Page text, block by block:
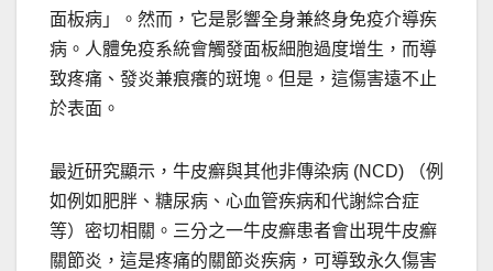
面板病」。然而，它是影響全身兼終身免疫介導疾
病。人體免疫系統會觸發面板細胞過度增生，而導
致疼痛、發炎兼痕癢的斑塊。但是，這傷害遠不止
於表面。
最近研究顯示，牛皮癬與其他非傳染病 (NCD) （例
如例如肥胖、糖尿病、心血管疾病和代謝綜合症
等）密切相關。三分之一牛皮癬患者會出現牛皮癬
關節炎，這是疼痛的關節炎疾病，可導致永久傷害